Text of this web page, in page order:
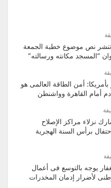
تنشر نص موضوع خطبة الجمعة
“المسجد مكانته ورسالته”
أمن الطاقة العالمى هو
أمام القاهرة وواشنطن
نزلاء مراكز الإصلاح
برأس السنة الهجرية
يوجه بالتوسع فى أعمال
لأضرار إدمان المخدرات